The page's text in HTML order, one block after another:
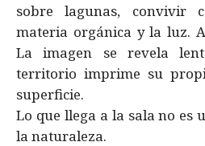
sobre lagunas, convivir
materia orgánica y la luz.
La imagen se revela
territorio imprime su
superficie.
Lo que llega a la sala no es
la naturaleza.